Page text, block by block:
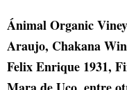
Ánimal Organic
Araujo, Chakana
Felix Enrique 1931,